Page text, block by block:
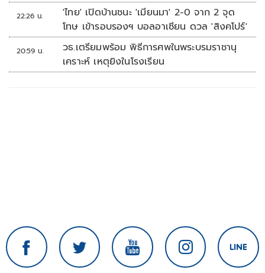
22:26 น.
'ไทย' เปิดบ้านชนะ 'เมียนมา' 2-0 จาก 2 จุด
โทษ เข้ารอบรองฯ บอลอาเซียน ดวล 'สิงคโปร์'
20:59 น.
วธ.เตรียมพร้อม พิธีการศพในพระบรมราชานุ
เคราะห์ เหตุยิงในโรงเรียน